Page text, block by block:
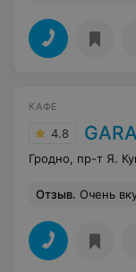
КАФЕ
4.8
Гродно, пр-т Я.
Отзыв. Очень